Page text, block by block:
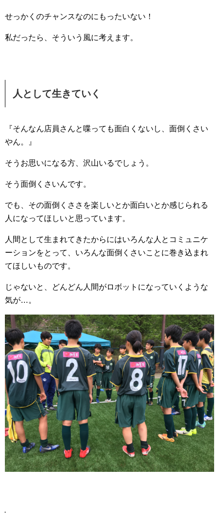
せっかくのチャンスなのにもったいない！
私だったら、そういう風に考えます。
人として生きていく
『そんなん店員さんと喋っても面白くないし、面倒くさい
やん。』
そうお思いになる方、沢山いるでしょう。
そう面倒くさいんです。
でも、その面倒くささを楽しいとか面白いとか感じられる
人になってほしいと思っています。
人間として生まれてきたからにはいろんな人とコミュニケ
ーションをとって、いろんな面倒くさいことに巻き込まれ
てほしいものです。
じゃないと、どんどん人間がロボットになっていくような
気が…。